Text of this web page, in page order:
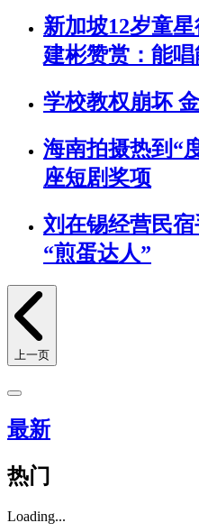
新加坡12岁童
建彬赞赏：能
学校教权崩坏
海南拍摄热到“
座短剧奖项
刘在锡经营民
“煎蛋达人”
上一页
最新
热门
Loading...